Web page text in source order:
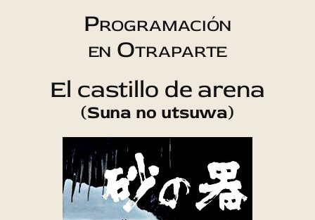
Programación
en Otraparte
El castillo de arena
(Suna no utsuwa)